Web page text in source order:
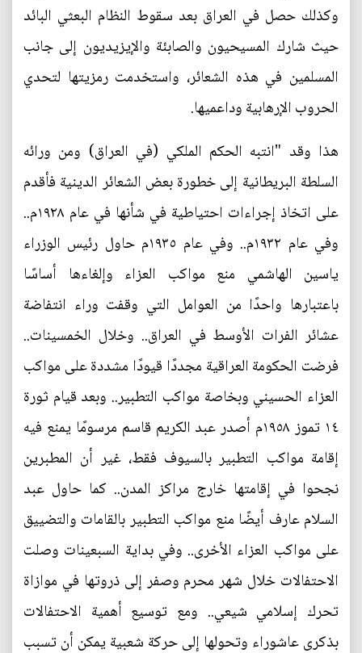
وكذلك حصل في العراق بعد سقوط النظام البعثي البائد
حيث شارك المسيحيون والصابئة والإيزيديون إلى جانب
المسلمين في هذه الشعائر، واستخدمت رمزيتها لتحدي
الحروب الإرهابية وداعميها.
هذا وقد "انتبه الحكم الملكي (في العراق) ومن ورائه
السلطة البريطانية إلى خطورة بعض الشعائر الدينية فأقدم
على اتخاذ إجراءات احتياطية في شأنها في عام ١٩٢٨م..
وفي عام ١٩٣٢م.. وفي عام ١٩٣٥م حاول رئيس الوزراء
ياسين الهاشمي منع مواكب العزاء وإلغاءها أساسًا
باعتبارها واحدًا من العوامل التي وقفت وراء انتفاضة
عشائر الفرات الأوسط في العراق.. وخلال الخمسينات..
فرضت الحكومة العراقية مجددًا قيودًا مشددة على مواكب
العزاء الحسيني وبخاصة مواكب التطبير.. وبعد قيام ثورة
١٤ تموز ١٩٥٨م أصدر عبد الكريم قاسم مرسومًا يمنع فيه
إقامة مواكب التطبير بالسيوف فقط، غير أن المطبرين
نجحوا في إقامتها خارج مراكز المدن.. كما حاول عبد
السلام عارف أيضًا منع مواكب التطبير بالقامات والتضييق
على مواكب العزاء الأخرى.. وفي بداية السبعينات وصلت
الاحتفالات خلال شهر محرم وصفر إلى ذروتها في موازاة
تحرك إسلامي شيعي.. ومع توسيع أهمية الاحتفالات
بذكرى عاشوراء وتحولها إلى حركة شعبية يمكن أن تسبب